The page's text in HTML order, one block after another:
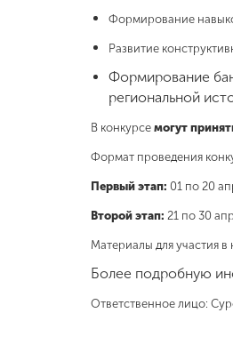
+7 (831) 262-26-20Формирование
Развитие
Формирование
региональной
В конкурсе могут
Формат проведения
Первый этап: 01 по 20
Второй этап: 21 по 30
Материалы для участия
Более подробную
Ответственное лицо: